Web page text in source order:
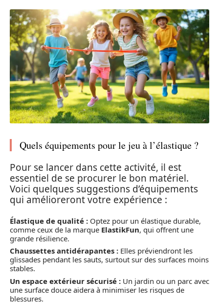
Quels équipements pour le jeu à l’élastique ?
Pour se lancer dans cette activité, il est
essentiel de se procurer le bon matériel.
Voici quelques suggestions d’équipements
qui amélioreront votre expérience :
Élastique de qualité : Optez pour un élastique durable,
comme ceux de la marque ElastikFun, qui offrent une
grande résilience.
Chaussettes antidérapantes : Elles préviendront les
glissades pendant les sauts, surtout sur des surfaces moins
stables.
Un espace extérieur sécurisé : Un jardin ou un parc avec
une surface douce aidera à minimiser les risques de
blessures.